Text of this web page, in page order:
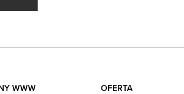
WWW OFERTA